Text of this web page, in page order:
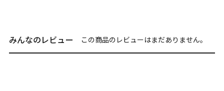
みんなのレビュー この商品のレビューはまだありません。